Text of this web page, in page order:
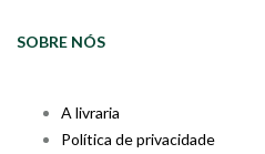
SOBRE NÓS
A livraria
Política de privacidade